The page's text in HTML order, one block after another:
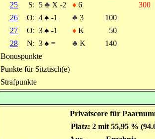
25
S: 5 ♣ X -2 ♦ 6
300
26
O: 4 ♠ -1 ♣ 3
100
27
O: 3 ♠ -1 ♦ K
50
28
N: 3 ♠ = ♣ K
140
Bonuspunkte
Punkte für Sitztisch(e)
Strafpunkte
Privatscore für
Platz: 2 mit 55,95 %